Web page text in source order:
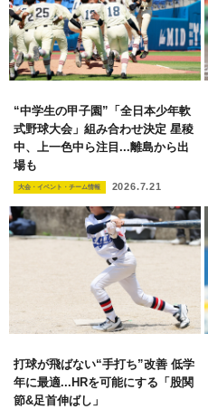
“中学生の甲子園”「全日本少年軟
式野球大会」組み合わせ決定 星稜
中、上一色中ら注目...離島から出
場も
大会・イベント・チーム情報 2026.7.21
打球が飛ばない“手打ち”改善 低学
年に最適...HRを可能にする「股関
節&足首伸ばし」